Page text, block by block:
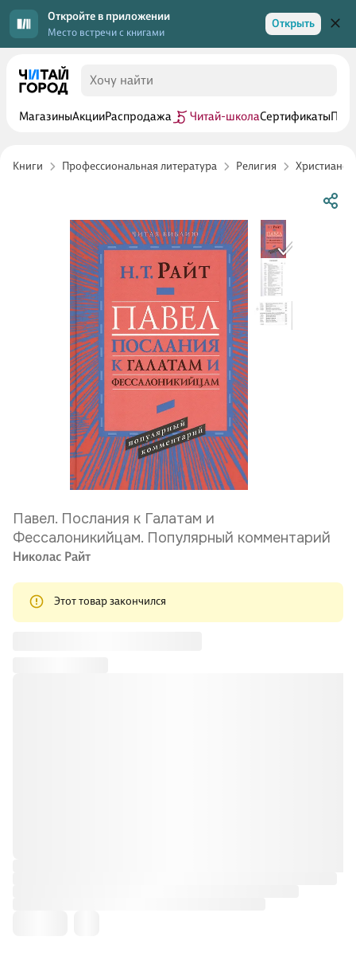
Откройте в приложении
Место встречи с книгами
Открыть
МагазиныАкцииРаспродажа Читай-школаСертификаты
Книги Профессиональная литература Религия
Павел. Послания к Галатам и
Фессалоникийцам. Популярный комментарий
Николас Райт
Этот товар закончился